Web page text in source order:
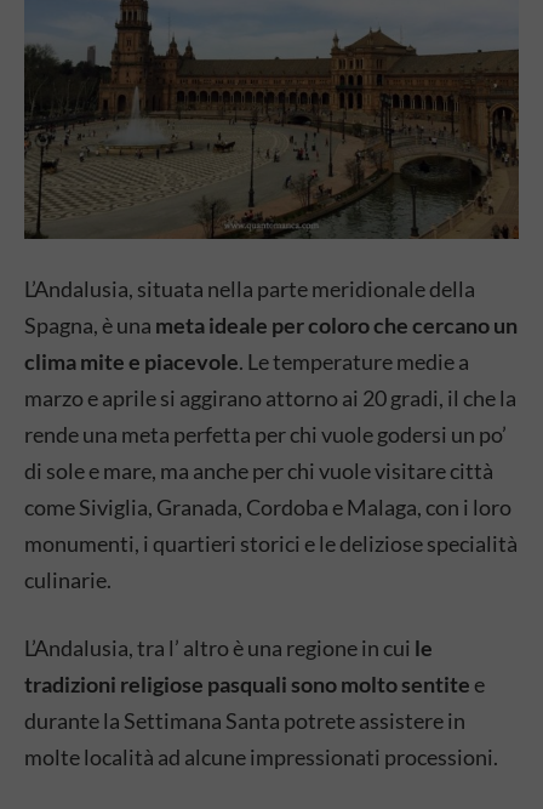
L’Andalusia, situata nella parte meridionale della
Spagna, è una meta ideale per coloro che cercano un
clima mite e piacevole. Le temperature medie a
marzo e aprile si aggirano attorno ai 20 gradi, il che la
rende una meta perfetta per chi vuole godersi un po’
di sole e mare, ma anche per chi vuole visitare città
come Siviglia, Granada, Cordoba e Malaga, con i loro
monumenti, i quartieri storici e le deliziose specialità
culinarie.
L’Andalusia, tra l’ altro è una regione in cui le
tradizioni religiose pasquali sono molto sentite e
durante la Settimana Santa potrete assistere in
molte località ad alcune impressionati processioni.